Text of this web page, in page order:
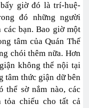
giờ đó là trí-huệ-
đó những người
bạn. Bao giờ một
tâm của Quán Thế
chói thêm nữa. Hơn
không thể nội tại
tâm thức giận dữ bên
thể sờ nắm nào, các
tỏa chiếu cho tất cả